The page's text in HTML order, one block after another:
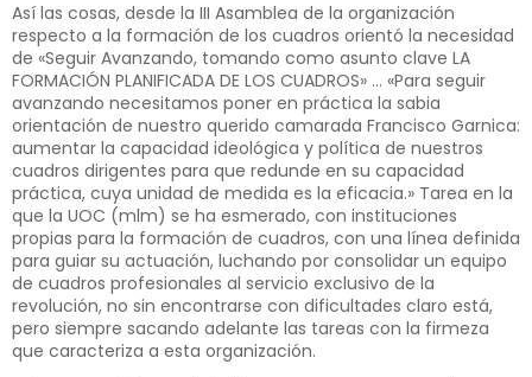
Así las cosas, desde la III Asamblea de la organización
respecto a la formación de los cuadros orientó la necesidad
de «Seguir Avanzando, tomando como asunto clave LA
FORMACIÓN PLANIFICADA DE LOS CUADROS» … «Para seguir
avanzando necesitamos poner en práctica la sabia
orientación de nuestro querido camarada Francisco Garnica:
aumentar la capacidad ideológica y política de nuestros
cuadros dirigentes para que redunde en su capacidad
práctica, cuya unidad de medida es la eficacia.» Tarea en la
que la UOC (mlm) se ha esmerado, con instituciones
propias para la formación de cuadros, con una línea definida
para guiar su actuación, luchando por consolidar un equipo
de cuadros profesionales al servicio exclusivo de la
revolución, no sin encontrarse con dificultades claro está,
pero siempre sacando adelante las tareas con la firmeza
que caracteriza a esta organización.